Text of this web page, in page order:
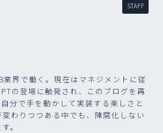
STAFF
業界で働く。現在はマネジメントに従
の登場に触発され、このブログを再
分で手を動かして実装する楽しさと
わりつつある中でも、陳腐化しない
。